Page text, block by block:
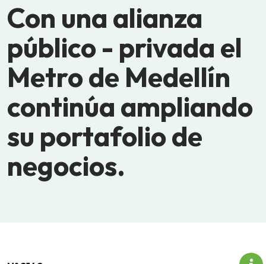
Con una alianza
público - privada el
Metro de Medellín
continúa ampliando
su portafolio de
negocios.